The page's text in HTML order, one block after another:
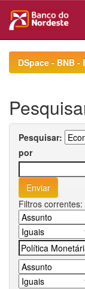
navigationDSpace - BNB
Pesquisar:
por
Filtros correntes: